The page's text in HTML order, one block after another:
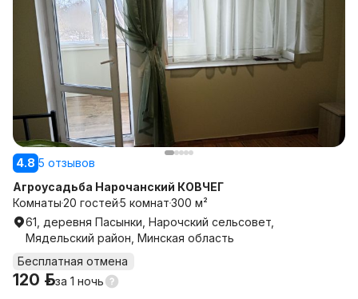
4.8 5 отзывов
Агроусадьба Нарочанский КОВЧЕГ
Комнаты20 гостей5 комнат300 м²
61, деревня Пасынки, Нарочский сельсовет,
Мядельский район, Минская область
Бесплатная отмена
120 р.за 1 ночь